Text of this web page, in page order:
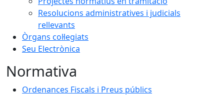
Resolucions administratives i judicials
rellevants
Òrgans col·legiats
Seu Electrònica
Normativa
Ordenances Fiscals i Preus públics